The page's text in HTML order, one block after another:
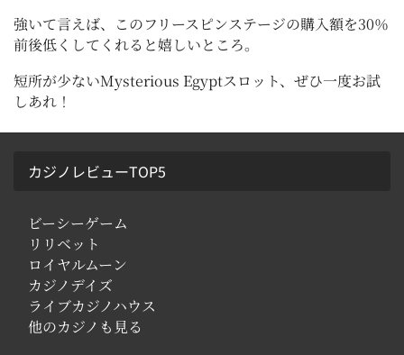
強いて言えば、このフリースピンステージの購入額を30％
前後低くしてくれると嬉しいところ。
短所が少ないMysterious Egyptスロット、ぜひ一度お試
しあれ！
カジノレビューTOP5
ビーシーゲーム
リリベット
ロイヤルムーン
カジノデイズ
ライブカジノハウス
他のカジノも見る